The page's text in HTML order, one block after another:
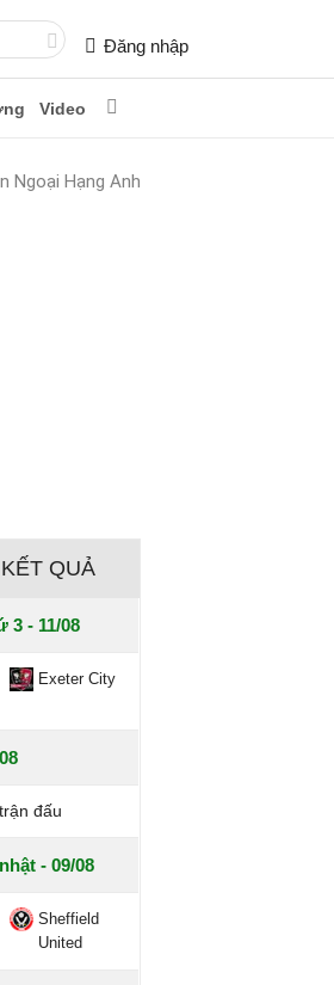
Đăng nhập
Video
Ngoại Hạng Anh
QUẢ
3 - 11/08
Exeter City
đấu
- 09/08
Sheffield
United